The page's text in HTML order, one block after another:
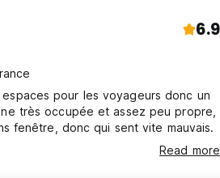
6.9
pour les voyageurs donc un
très occupée et assez peu propre,
fenêtre, donc qui sent vite mauvais.
Read more